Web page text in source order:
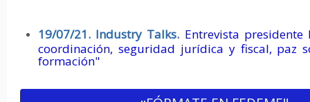
19/07/21. Industry Talks. Entrevista presidente
coordinación, seguridad jurídica y fiscal, paz
formación"